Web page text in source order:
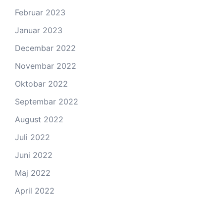
Februar 2023
Januar 2023
Decembar 2022
Novembar 2022
Oktobar 2022
Septembar 2022
August 2022
Juli 2022
Juni 2022
Maj 2022
April 2022